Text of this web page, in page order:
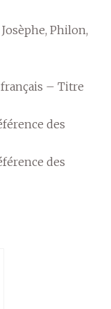
Philon,
– Titre
des
des